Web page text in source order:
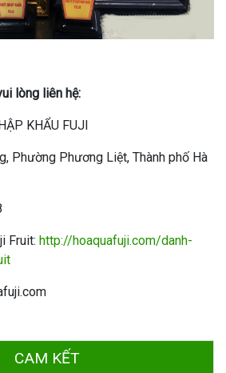
lòng liên hệ:
KHẨU FUJI
Phường Phương Liệt, Thành phố Hà
Fruit: http://hoaquafuji.com/danh-
CAM KẾT